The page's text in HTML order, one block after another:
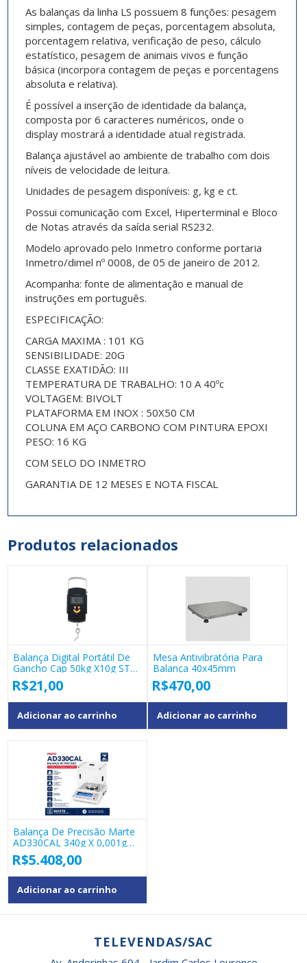
As balanças da linha LS possuem 8 funções: pesagem
simples, contagem de peças, porcentagem absoluta,
porcentagem relativa, verificação de peso, cálculo
estatístico, pesagem de animais vivos e função
básica (incorpora contagem de peças e porcentagens
absoluta e relativa).
É possível a inserção de identidade da balança,
composta por 6 caracteres numéricos, onde o
display mostrará a identidade atual registrada.
Balança ajustável ao ambiente de trabalho com dois
níveis de velocidade de leitura.
Unidades de pesagem disponíveis: g, kg e ct.
Possui comunicação com Excel, Hiperterminal e Bloco
de Notas através da saída serial RS232.
Modelo aprovado pelo Inmetro conforme portaria
Inmetro/dimel nº 0008, de 05 de janeiro de 2012.
Acompanha: fonte de alimentação e manual de
instruções em português.
ESPECIFICAÇÃO:
CARGA MAXIMA : 101 KG
SENSIBILIDADE: 20G
CLASSE EXATIDÃO: III
TEMPERATURA DE TRABALHO: 10 A 40ºc
VOLTAGEM: BIVOLT
PLATAFORMA EM INOX : 50X50 CM
COLUNA EM AÇO CARBONO COM PINTURA EPOXI
PESO: 16 KG
COM SELO DO INMETRO
GARANTIA DE 12 MESES E NOTA FISCAL
Produtos relacionados
Balança Digital Portátil De
Gancho Cap 50kg X10g STc-
02
R$21,00
Adicionar ao carrinho
Mesa Antivibratória Para
Balança 40x45mm
R$470,00
Adicionar ao carrinho
Balança De Precisão Marte
AD330CAL 340g X 0,001g
Calibração Interna
R$5.408,00
Adicionar ao carrinho
TELEVENDAS/SAC